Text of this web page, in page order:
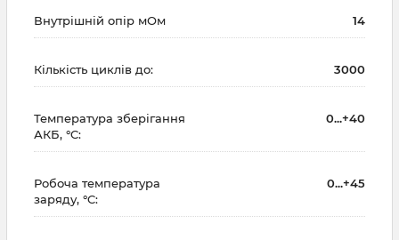
Внутрішній опір мОм 14
Кількість циклів до: 3000
Температура зберігання
АКБ, °C:
0...+40
Робоча температура
заряду, °C:
0...+45